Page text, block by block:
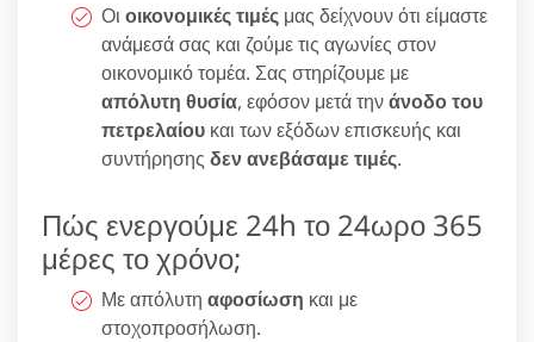
Οι οικονομικές τιμές μας δείχνουν ότι είμαστε
ανάμεσά σας και ζούμε τις αγωνίες στον
οικονομικό τομέα. Σας στηρίζουμε με
απόλυτη θυσία, εφόσον μετά τηνάνοδο του
πετρελαίου και των εξόδων επισκευής και
συντήρησης δεν ανεβάσαμε τιμές.
Πώς ενεργούμε 24h το 24ωρο 365
μέρες το χρόνο;
Με απόλυτη αφοσίωση και με
στοχοπροσήλωση.